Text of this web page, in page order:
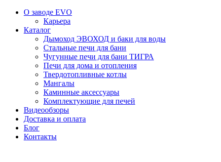
О заводе EVO
Карьера
Каталог
Дымоход ЭВОХОД и баки для воды
Стальные печи для бани
Чугунные печи для бани ТИГРА
Печи для дома и отопления
Твердотопливные котлы
Мангалы
Каминные аксессуары
Комплектующие для печей
Видеообзоры
Доставка и оплата
Блог
Контакты